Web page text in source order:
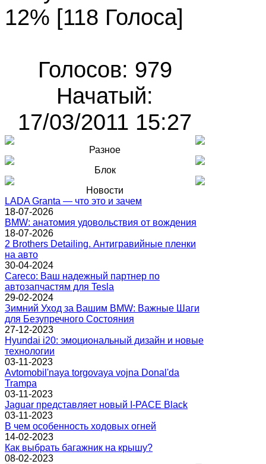
12% [118 Голоса]
Голосов: 979
Начатый:
17/03/2011 15:27
Разное
Блок
Новости
LADA Granta — что это и зачем
18-07-2026
BMW: анатомия удовольствия от вождения
18-07-2026
2 Brothers Detailing. Антигравийные пленки
на авто
30-04-2024
Careco: Ваш надежный партнер по
автозапчастям для Tesla
29-02-2024
Зимний Уход за Вашим BMW: Важные Шаги
для Безупречного Состояния
27-12-2023
Hyundai i20: эмоциональный дизайн и новые
технологии
03-11-2023
Avtomobil'naya torgovaya vojna Donal'da
Trampa
03-11-2023
Jaguar представляет новый I-PACE Black
03-11-2023
В чем особенность ходовых огней
14-02-2023
Как выбрать багажник на крышу?
08-02-2023